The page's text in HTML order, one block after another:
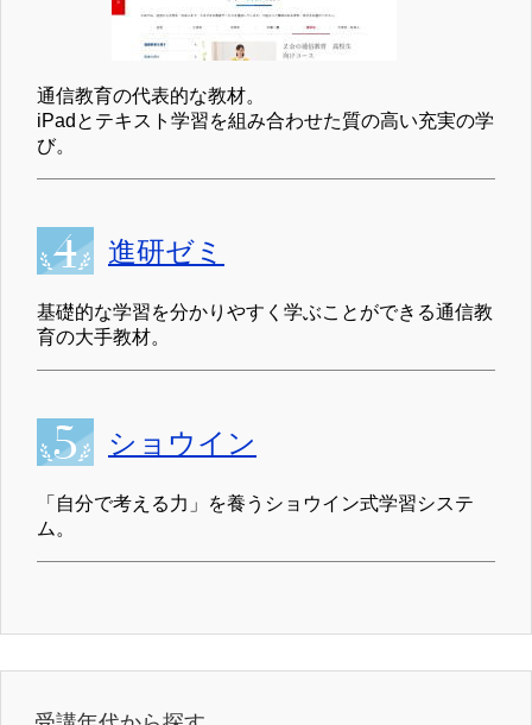
通信教育の代表的な教材。
iPadとテキスト学習を組み合わせた質の高い充実の学
び。
進研ゼミ
基礎的な学習を分かりやすく学ぶことができる通信教
育の大手教材。
ショウイン
「自分で考える力」を養うショウイン式学習システ
ム。